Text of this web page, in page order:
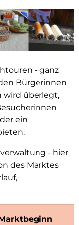
- ganz
Bürgerinnen
wird überlegt,
ein
- hier
des Marktes